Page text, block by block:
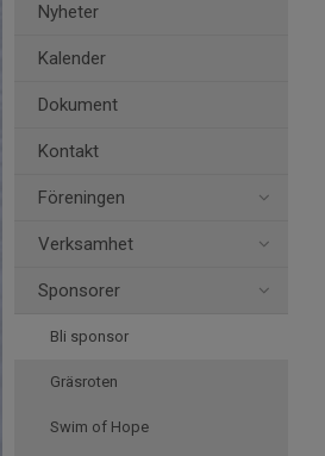
Nyheter
Kalender
Dokument
Kontakt
Föreningen
Verksamhet
Sponsorer
Bli sponsor
Gräsroten
Swim of Hope